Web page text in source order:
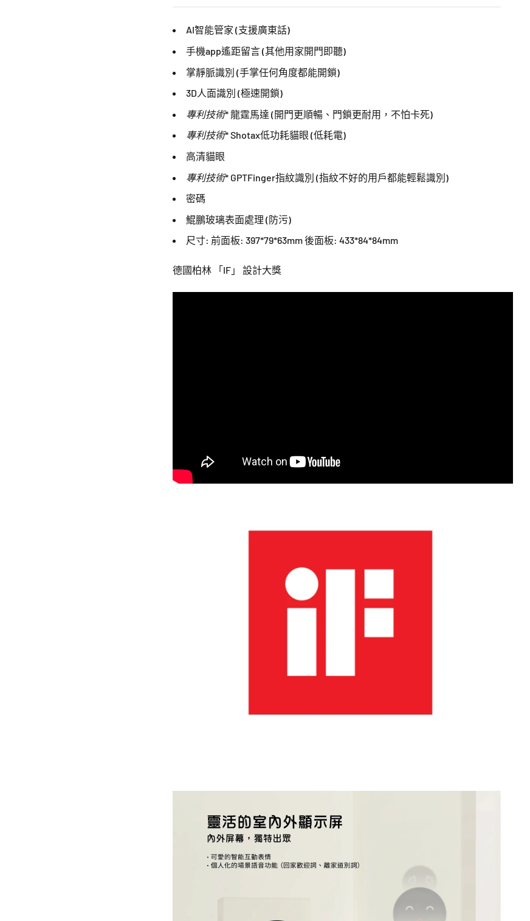
AI智能管家 (支援廣東話)
手機app遙距留言 (其他用家開門即聽)
掌靜脈識別 (手掌任何角度都能開鎖)
3D人面識別 (極速開鎖)
專利技術* 龍霆馬達 (開門更順暢、門鎖更耐用，不怕卡死)
專利技術* Shotax低功耗貓眼 (低耗電)
高清貓眼
專利技術* GPTFinger指紋識別 (指紋不好的用戶都能輕鬆識別)
密碼
鯤鵬玻璃表面處理 (防污)
尺寸: 前面板: 397*79*63mm 後面板: 433*84*84mm
德國柏林 「IF」 設計大獎